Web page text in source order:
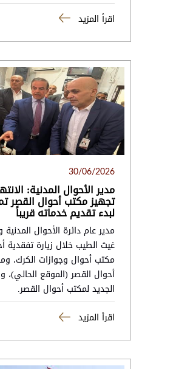
اقرأ المزيد
30/06/2026
مدير الأحوال المدنية:
تجهيز مكتب أحوال القصر
لبدء تقديم خدماته قريباً
مدير عام دائرة الأحوال المدنية
غيث الطيب خلال زيارة تفقدية
مكتب أحوال وجوازات الكرك،
أحوال القصر (الموقع الحالي)،
الجديد لمكتب أحوال القصر.
اقرأ المزيد